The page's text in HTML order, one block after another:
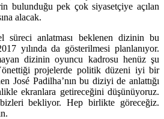
bulunduğu pek çok siyasetçiye açılan
alacak.
süreci anlatması beklenen dizinin bu
yılında da gösterilmesi planlanıyor.
dizinin oyuncu kadrosu henüz şu
projelerde politik düzeni iyi bir
José Padilha’nın bu diziyi de anlattığı
ekranlara getireceğini düşünüyoruz.
bekliyor. Hep birlikte göreceğiz.